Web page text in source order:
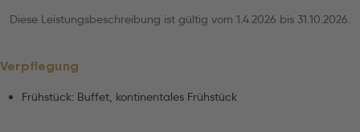
Diese Leistungsbeschreibung ist gültig vom 1.4.2026 bis 31.10.2026.
Verpflegung
Frühstück: Buffet, kontinentales Frühstück